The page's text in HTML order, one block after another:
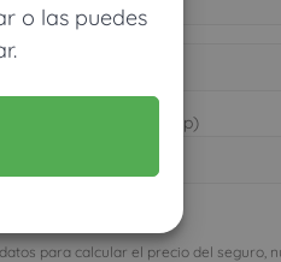
o las puedes
resultados vía WhatsApp)
legal y RGPD
para calcular el precio del seguro,